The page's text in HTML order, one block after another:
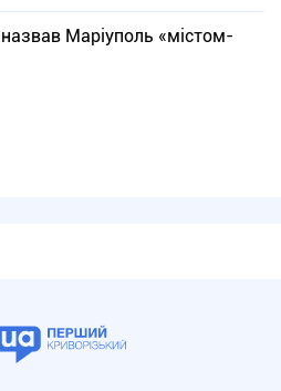
Маріуполь «містом-